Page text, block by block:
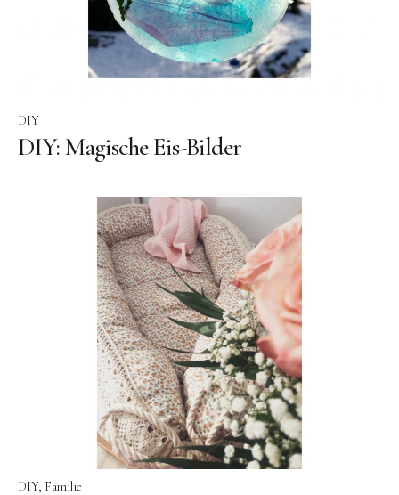
DIY
DIY: Magische Eis-Bilder
DIY Familie